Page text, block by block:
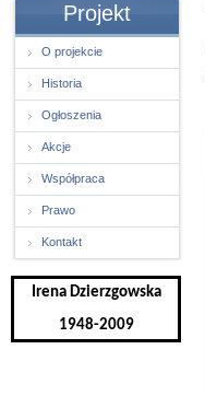
Projekt
O projekcie
Historia
Ogłoszenia
Akcje
Współpraca
Prawo
Kontakt
Irena Dzierzgowska
1948-2009